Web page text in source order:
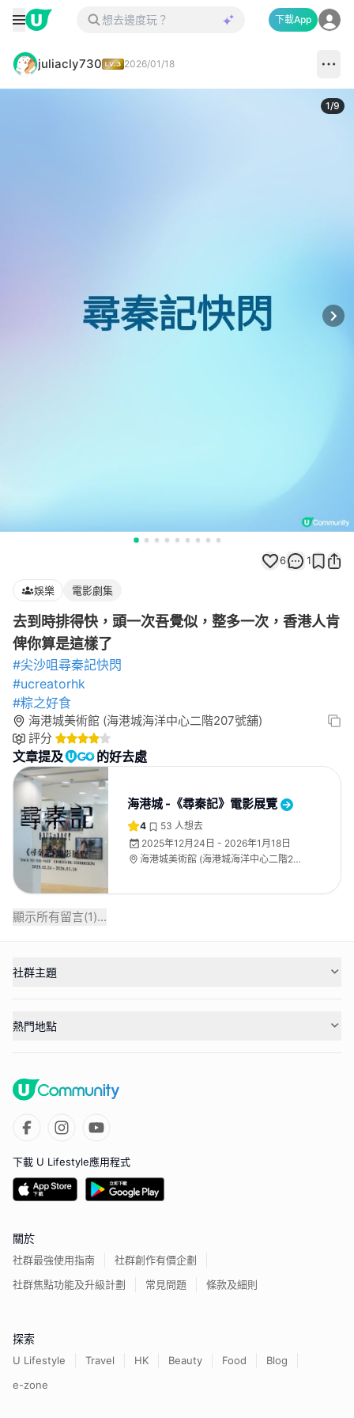
下載App
juliacly730 2026/01/18
1/9
6 1
娛樂 電影劇集
去到時排得快，頭一次吾覺似，整多一次，香港人肯
俾你算是這樣了
#尖沙咀尋秦記快閃
#ucreatorhk
#粽之好食
海港城美術館 (海港城海洋中心二階207號舖)
評分
文章提及 的好去處
海港城 -《尋秦記》電影展覽
4 53 人想去
2025年12月24日 - 2026年1月18日
海港城美術館 (海港城海洋中心二階207
顯示所有留言(1)...
社群主題
熱門地點
下載 U Lifestyle應用程式
關於
社群最強使用指南
社群創作有價企劃
社群焦點功能及升級計劃
常見問題 條款及細則
探索
U Lifestyle Travel HK Beauty Food
Blog
e-zone